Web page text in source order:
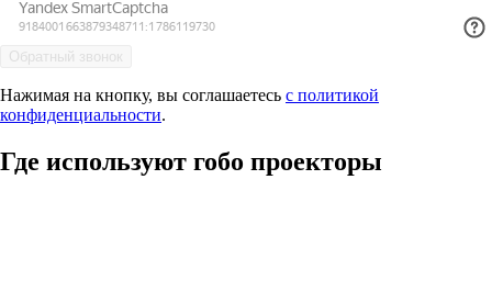
Нажимая на кнопку, вы соглашаетесь с политикой
конфиденциальности.
Где используют гобо проекторы